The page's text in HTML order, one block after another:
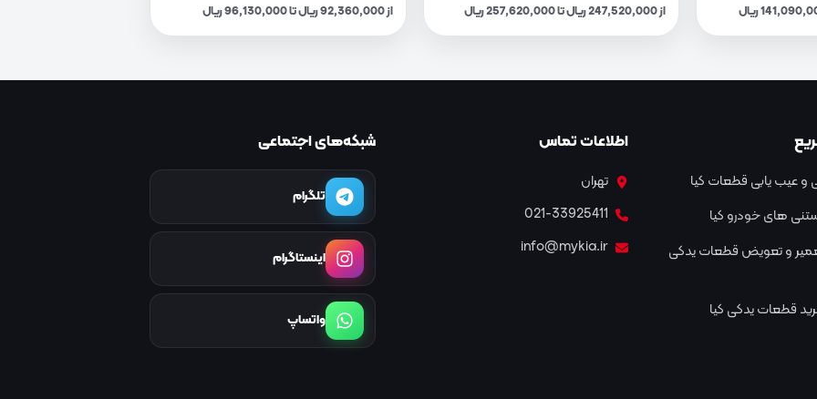
از 247,520,000 ریال تا 257,620,000 ریال
از 92,360,000 ریال تا 96,130,000 ریال
و عیب یابی قطعات کیا
های خودرو کیا
و تعویض قطعات یدکی
قطعات یدکی کیا
اطلاعات تماس
تهران
021-33925411
info@mykia.ir
شبکه‌های اجتماعی
تلگرام
اینستاگرام
واتساپ